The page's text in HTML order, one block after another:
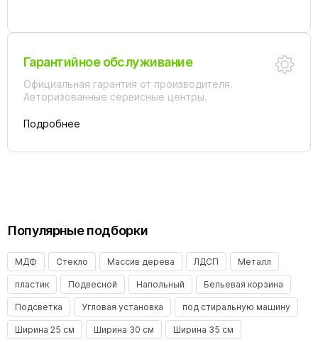
Гарантийное обслуживание
Официальная гарантия от производителя.
Авторизованные сервисные центры.
Подробнее
Популярные подборки
МДФ Стекло Массив дерева ЛДСП Металл
пластик Подвесной Напольный Бельевая корзина
Подсветка Угловая установка под стиральную машину
Ширина 25 см Ширина 30 см Ширина 35 см